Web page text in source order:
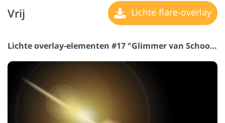
Vrij Lichte flare-overlay
Lichte overlay-elementen #17 "Glimmer van Schoonheid"